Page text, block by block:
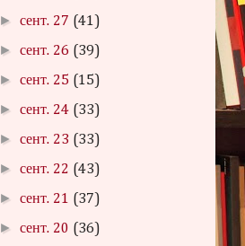
►сент. 27 (41)
►сент. 26 (39)
►сент. 25 (15)
►сент. 24 (33)
►сент. 23 (33)
►сент. 22 (43)
►сент. 21 (37)
►сент. 20 (36)